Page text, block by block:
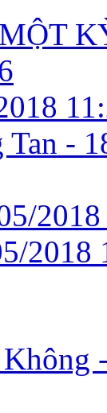
Tan -
2018
Không